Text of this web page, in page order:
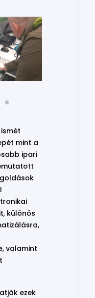
mint a
ipari
különös
valamint
ezek